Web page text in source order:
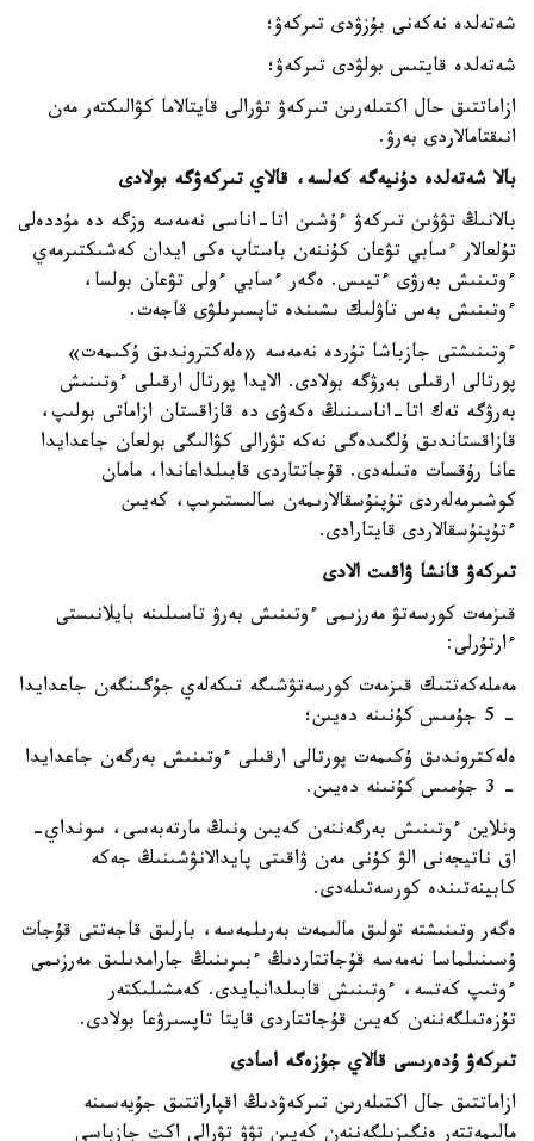
شەتەلدە نەكەنى بۇزۋدى تىركەۋ؛
شەتەلدە قايتىس بولۋدى تىركەۋ؛
ازاماتتىق حال اكتىلەرىن تىركەۋ تۋرالى قايتالاما كۋالىكتەر مەن
انىقتامالاردى بەرۋ.
بالا شەتەلدە دۇنيەگە كەلسە، قالاي تىركەۋگە بولادى
بالانىڭ تۋۋىن تىركەۋ ءۇشىن اتا-اناسى نەمەسە وزگە دە مۇددەلى
تۇلعالار ءسابي تۋعان كۇننەن باستاپ ەكى ايدان كەشىكتىرمەي
ءوتىنىش بەرۋى ءتيىس. ەگەر ءسابي ءولى تۋعان بولسا،
ءوتىنىش بەس تاۋلىك ىشىندە تاپسىرىلۋى قاجەت.
ءوتىنىشتى جازباشا تۇردە نەمەسە «ەلەكتروندىق ۇكىمەت»
پورتالى ارقىلى بەرۋگە بولادى. الايدا پورتال ارقىلى ءوتىنىش
بەرۋگە تەك اتا-اناسىنىڭ ەكەۋى دە قازاقستان ازاماتى بولىپ،
قازاقستاندىق ۇلگىدەگى نەكە تۋرالى كۋالىگى بولعان جاعدايدا
عانا رۇقسات ەتىلەدى. قۇجاتتاردى قابىلداعاندا، مامان
كوشىرمەلەردى تۇپنۇسقالارىمەن سالىستىرىپ، كەيىن
ءتۇپنۇسقالاردى قايتارادى.
تىركەۋ قانشا ۋاقىت الادى
قىزمەت كورسەتۋ مەرزىمى ءوتىنىش بەرۋ تاسىلىنە بايلانىستى
ءارتۇرلى:
مەملەكەتتىك قىزمەت كورسەتۋشىگە تىكەلەي جۇگىنگەن جاعدايدا
- 5 جۇمىس كۇنىنە دەيىن؛
ەلەكتروندىق ۇكىمەت پورتالى ارقىلى ءوتىنىش بەرگەن جاعدايدا
- 3 جۇمىس كۇنىنە دەيىن.
ونلاين ءوتىنىش بەرگەننەن كەيىن ونىڭ مارتەبەسى، سونداي-
اق ناتيجەنى الۋ كۇنى مەن ۋاقىتى پايدالانۋشىنىڭ جەكە
كابينەتىندە كورسەتىلەدى.
ەگەر وتىنىشتە تولىق مالىمەت بەرىلمەسە، بارلىق قاجەتتى قۇجات
ۇسىنىلماسا نەمەسە قۇجاتتاردىڭ ءبىرىنىڭ جارامدىلىق مەرزىمى
ءوتىپ كەتسە، ءوتىنىش قابىلدانبايدى. كەمشىلىكتەر
تۇزەتىلگەننەن كەيىن قۇجاتتاردى قايتا تاپسىرۋعا بولادى.
تىركەۋ ۇدەرىسى قالاي جۇزەگە اسادى
ازاماتتىق حال اكتىلەرىن تىركەۋدىڭ اقپاراتتىق جۇيەسىنە
مالىمەتتەر ەنگىزىلگەننەن كەيىن تۋۋ تۋرالى اكت جازباسى